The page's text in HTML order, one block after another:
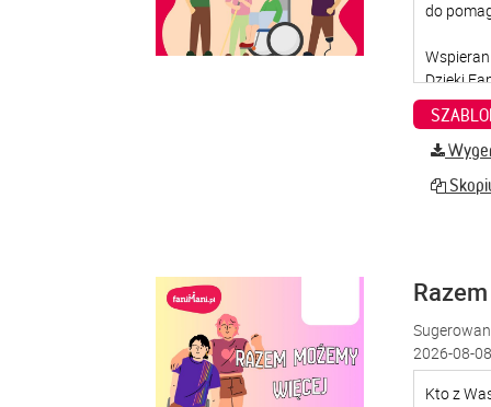
2026-08-